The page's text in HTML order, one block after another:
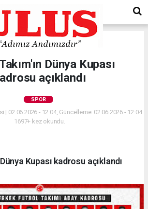
Dünya Kupası
açıklandı
SPOR
| 02.06.2026 - 12:04, Güncelleme: 02.06.2026 - 12:04
1697+ kez okundu.
Kupası kadrosu açıklandı